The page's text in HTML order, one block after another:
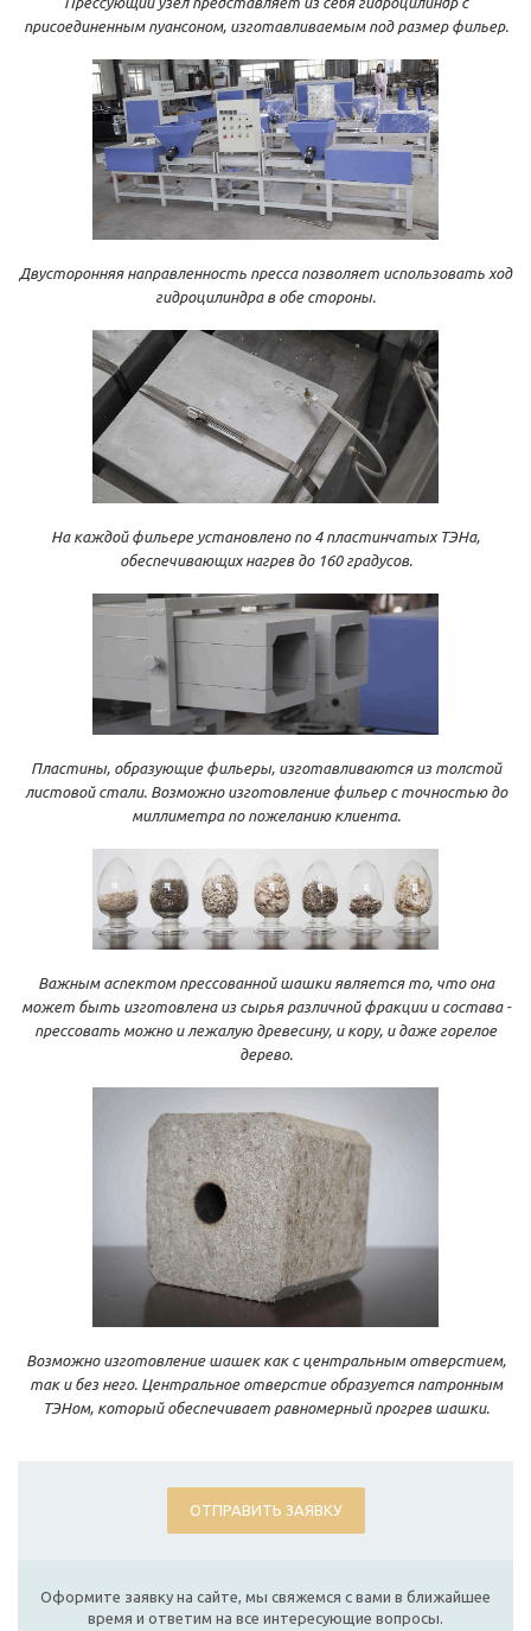
присоединенным пуансоном, изготавливаемым под размер фильер.
Двусторонняя направленность пресса позволяет использовать ход
гидроцилиндра в обе стороны.
На каждой фильере установлено по 4 пластинчатых ТЭНа,
обеспечивающих нагрев до 160 градусов.
Пластины, образующие фильеры, изготавливаются из толстой
листовой стали. Возможно изготовление фильер с точностью до
миллиметра по пожеланию клиента.
Важным аспектом прессованной шашки является то, что она
может быть изготовлена из сырья различной фракции и состава -
прессовать можно и лежалую древесину, и кору, и даже горелое
дерево.
Возможно изготовление шашек как с центральным отверстием,
так и без него. Центральное отверстие образуется патронным
ТЭНом, который обеспечивает равномерный прогрев шашки.
ОТПРАВИТЬ ЗАЯВКУ
Оформите заявку на сайте, мы свяжемся с вами в ближайшее
время и ответим на все интересующие вопросы.